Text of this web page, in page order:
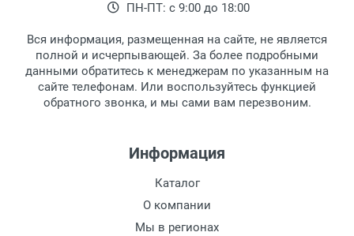
ПН-ПТ: с 9:00 до 18:00
Вся информация, размещенная на сайте, не является
полной и исчерпывающей. За более подробными
данными обратитесь к менеджерам по указанным на
сайте телефонам. Или воспользуйтесь функцией
обратного звонка, и мы сами вам перезвоним.
Информация
Каталог
О компании
Мы в регионах